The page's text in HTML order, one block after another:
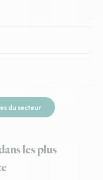
du secteur
les plus